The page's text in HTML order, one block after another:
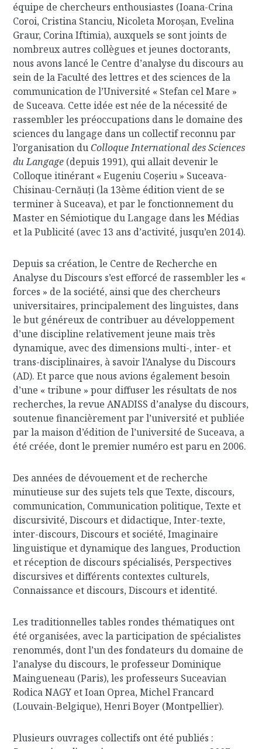
équipe de chercheurs enthousiastes (Ioana-Crina
Coroi, Cristina Stanciu, Nicoleta Moroșan, Evelina
Graur, Corina Iftimia), auxquels se sont joints de
nombreux autres collègues et jeunes doctorants,
nous avons lancé le Centre d’analyse du discours au
sein de la Faculté des lettres et des sciences de la
communication de l’Université « Stefan cel Mare »
de Suceava. Cette idée est née de la nécessité de
rassembler les préoccupations dans le domaine des
sciences du langage dans un collectif reconnu par
l’organisation duColloque International des Sciences
du Langage (depuis 1991), qui allait devenir le
Colloque itinérant « Eugeniu Coșeriu » Suceava-
Chisinau-Cernăuți (la 13ème édition vient de se
terminer à Suceava), et par le fonctionnement du
Master en Sémiotique du Langage dans les Médias
et la Publicité (avec 13 ans d’activité, jusqu’en 2014).
Depuis sa création, le Centre de Recherche en
Analyse du Discours s’est efforcé de rassembler les «
forces » de la société, ainsi que des chercheurs
universitaires, principalement des linguistes, dans
le but généreux de contribuer au développement
d’une discipline relativement jeune mais très
dynamique, avec des dimensions multi-, inter- et
trans-disciplinaires, à savoir l’Analyse du Discours
(AD). Et parce que nous avions également besoin
d’une « tribune » pour diffuser les résultats de nos
recherches, la revue ANADISS d’analyse du discours,
soutenue financièrement par l’université et publiée
par la maison d’édition de l’université de Suceava, a
été créée, dont le premier numéro est paru en 2006.
Des années de dévouement et de recherche
minutieuse sur des sujets tels que Texte, discours,
communication, Communication politique, Texte et
discursivité, Discours et didactique, Inter-texte,
inter-discours, Discours et société, Imaginaire
linguistique et dynamique des langues, Production
et réception de discours spécialisés, Perspectives
discursives et différents contextes culturels,
Connaissance et discours, Discours et identité.
Les traditionnelles tables rondes thématiques ont
été organisées, avec la participation de spécialistes
renommés, dont l’un des fondateurs du domaine de
l’analyse du discours, le professeur Dominique
Maingueneau (Paris), les professeurs Suceavian
Rodica NAGY et Ioan Oprea, Michel Francard
(Louvain-Belgique), Henri Boyer (Montpellier).
Plusieurs ouvrages collectifs ont été publiés :